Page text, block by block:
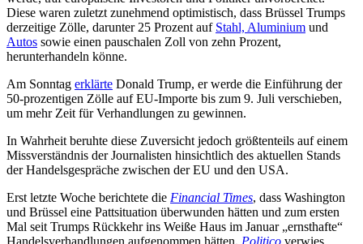
Diese waren zuletzt zunehmend optimistisch, dass Brüssel Trumps
derzeitige Zölle, darunter 25 Prozent auf Stahl, Aluminium und
Autos sowie einen pauschalen Zoll von zehn Prozent,
herunterhandeln könne.
Am Sonntag erklärte Donald Trump, er werde die Einführung der
50-prozentigen Zölle auf EU-Importe bis zum 9. Juli verschieben,
um mehr Zeit für Verhandlungen zu gewinnen.
In Wahrheit beruhte diese Zuversicht jedoch größtenteils auf einem
Missverständnis der Journalisten hinsichtlich des aktuellen Stands
der Handelsgespräche zwischen der EU und den USA.
Erst letzte Woche berichtete die Financial Times, dass Washington
und Brüssel eine Pattsituation überwunden hätten und zum ersten
Mal seit Trumps Rückkehr ins Weiße Haus im Januar „ernsthafte“